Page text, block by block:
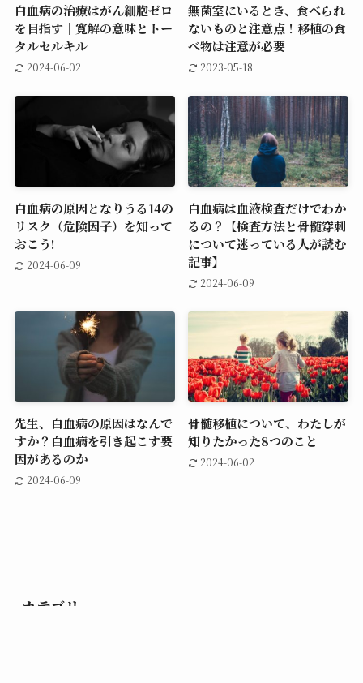
白血病の治療はがん細胞ゼロ
を目指す│寛解の意味とトー
タルセルキル
2024-06-02
無菌室にいるとき、食べられ
ないものと注意点！移植の食
べ物は注意が必要
2023-05-18
白血病の原因となりうる14の
リスク（危険因子）を知って
おこう!
2024-06-09
白血病は血液検査だけでわか
るの？【検査方法と骨髄穿刺
について迷っている人が読む
記事】
2024-06-09
先生、白血病の原因はなんで
すか？白血病を引き起こす要
因があるのか
2024-06-09
骨髄移植について、わたしが
知りたかった8つのこと
2024-06-02
カテゴリー